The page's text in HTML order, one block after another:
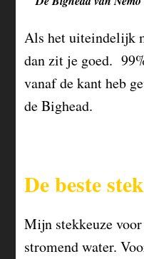
Als het uiteindelijk
dan zit je goed.
vanaf de kant heb
deBighead.
De beste
Mijn stekkeuze
stromend water.